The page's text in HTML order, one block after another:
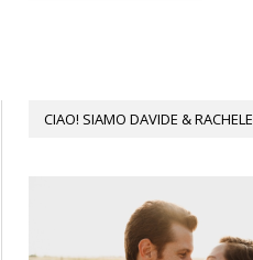
CIAO! SIAMO DAVIDE & RACHELE